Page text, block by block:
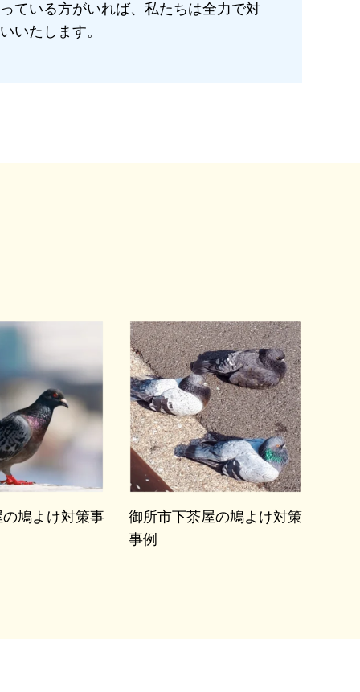
ている方がいれば、私たちは全力で対
いたします。
鳩よけ対策事
御所市下茶屋の鳩よけ対策
事例